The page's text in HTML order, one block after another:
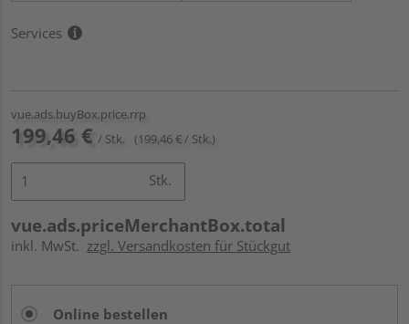
Services
vue.ads.buyBox.price.rrp
199,46 € / Stk. (199,46 € / Stk.)
Stk.
vue.ads.priceMerchantBox.total
inkl. MwSt. zzgl. Versandkosten für Stückgut
Online bestellen